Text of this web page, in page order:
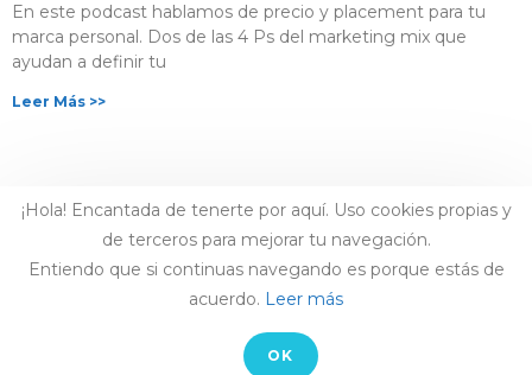
En este podcast hablamos de precio y placement para tu
marca personal. Dos de las 4 Ps del marketing mix que
ayudan a definir tu
Leer Más >>
AVISO LEGAL
CONTACTO
© COPYRIGHT LAIA ARCONES
¡Hola! Encantada de tenerte por aquí. Uso cookies propias y
de terceros para mejorar tu navegación.
Entiendo que si continuas navegando es porque estás de
acuerdo. Leer más
OK